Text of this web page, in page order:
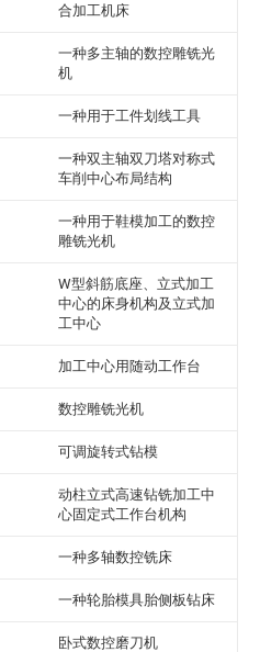
合加工机床
一种多主轴的数控雕铣光
机
一种用于工件划线工具
一种双主轴双刀塔对称式
车削中心布局结构
一种用于鞋模加工的数控
雕铣光机
W型斜筋底座、立式加工
中心的床身机构及立式加
工中心
加工中心用随动工作台
数控雕铣光机
可调旋转式钻模
动柱立式高速钻铣加工中
心固定式工作台机构
一种多轴数控铣床
一种轮胎模具胎侧板钻床
卧式数控磨刀机